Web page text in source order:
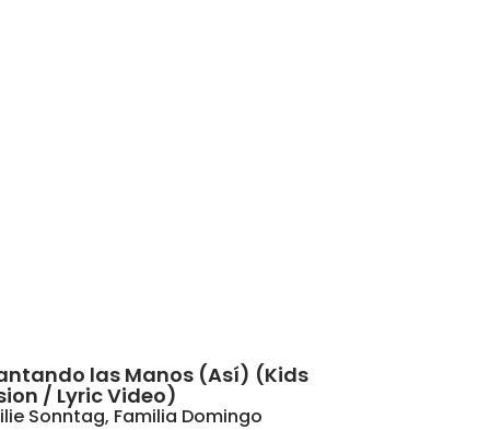
las Manos (Así) (Kids
/ Lyric Video)
Sonntag, Familia Domingo